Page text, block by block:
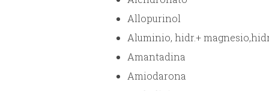
Allopurinol
Aluminio, hidr.+
Amantadina
Amiodarona